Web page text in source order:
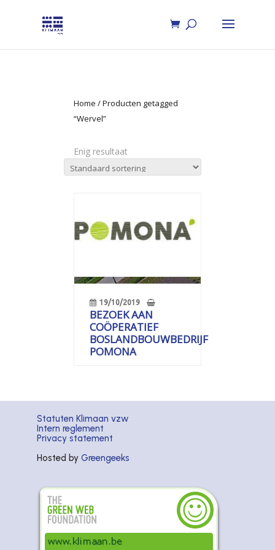
Home / Producten getagged
“Wervel”
Enig resultaat
19/10/2019
BEZOEK AAN
COÖPERATIEF
BOSLANDBOUWBEDRIJF
POMONA
Statuten Klimaan vzw
Intern reglement
Privacy statement
Hosted by Greengeeks